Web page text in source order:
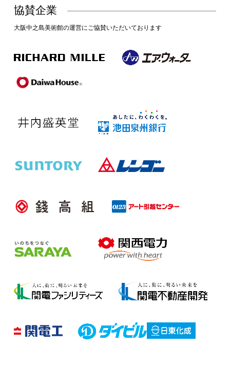
協賛企業
大阪中之島美術館の運営にご協賛いただいております